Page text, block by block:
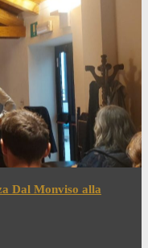
Dal Monviso alla